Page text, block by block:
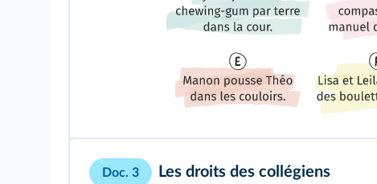
Doc. 3 Les droits des collégiens